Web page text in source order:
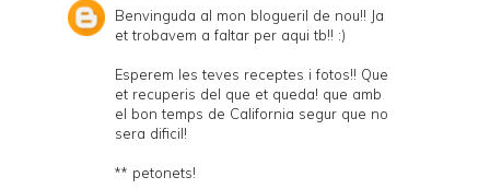
Benvinguda al mon blogueril de nou!! Ja
et trobavem a faltar per aqui tb!! :)
Esperem les teves receptes i fotos!! Que
et recuperis del que et queda! que amb
el bon temps de California segur que no
sera dificil!
** petonets!